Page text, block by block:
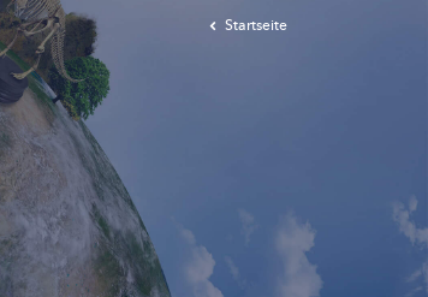
Startseite